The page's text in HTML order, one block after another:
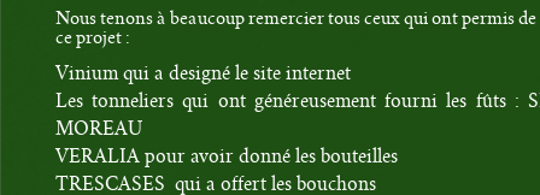
Nous tenons à beaucoup remercier tous ceux qui ont permis
ce projet :
Vinium qui a designé le site internet
Les tonneliers qui ont généreusement fourni les fûts :
MOREAU
VERALIA pour avoir donné les bouteilles
TRESCASES qui a offert les bouchons